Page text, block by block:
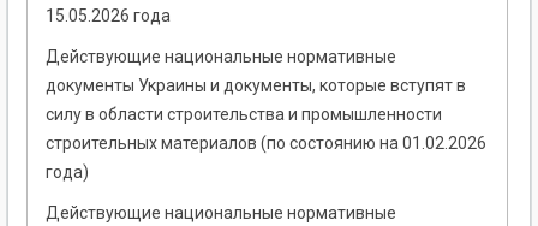
15.05.2026 года
Действующие национальные нормативные
документы Украины и документы, которые вступят в
силу в области строительства и промышленности
строительных материалов (по состоянию на 01.02.2026
года)
Действующие национальные нормативные